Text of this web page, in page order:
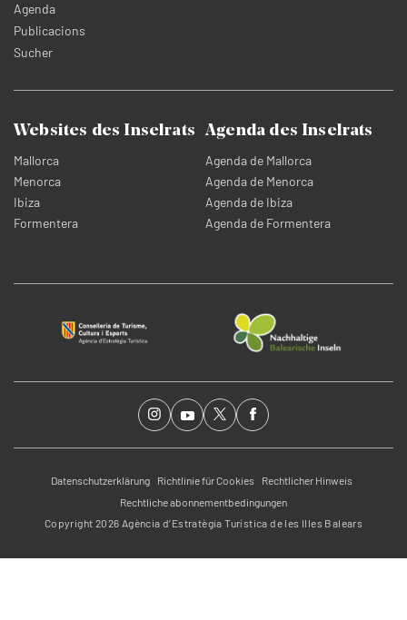
Agenda
Publicacions
Sucher
Websites des Inselrats
Mallorca
Menorca
Ibiza
Formentera
Agenda des Inselrats
Agenda de Mallorca
Agenda de Menorca
Agenda de Ibiza
Agenda de Formentera
Datenschutzerklärung Richtlinie für Cookies
Rechtlicher Hinweis
Rechtliche abonnementbedingungen
Copyright 2026 Agència d’Estratègia Turística de les Illes Balears